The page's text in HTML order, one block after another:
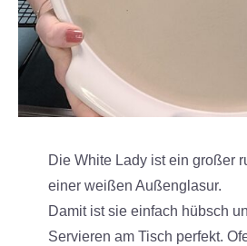
Die White Lady ist ein großer
einer weißen Außenglasur.
Damit ist sie einfach hübsch
Servieren am Tisch perfekt.